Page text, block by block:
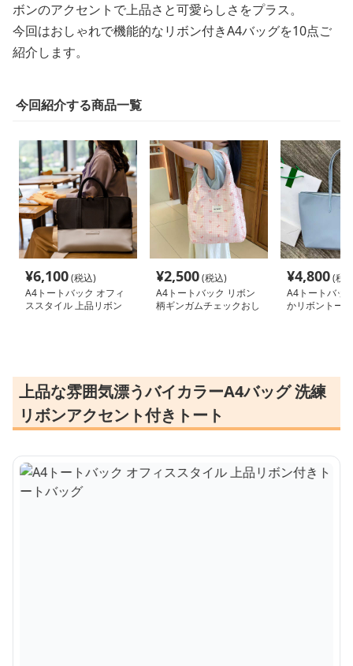
ボンのアクセントで上品さと可愛らしさをプラス。
今回はおしゃれで機能的なリボン付きA4バッグを10点ご
紹介します。
今回紹介する商品一覧
¥6,100(税込)
A4トートバック オフィ
ススタイル 上品リボン
¥2,500(税込)
A4トートバック リボン
柄ギンガムチェックおし
¥4,800(税
A4トートバッ
かリボントー
上品な雰囲気漂うバイカラーA4バッグ 洗練
リボンアクセント付きトート